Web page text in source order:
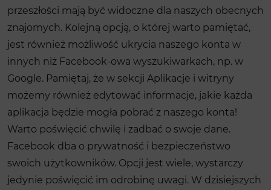
przeszłości mają być widoczne dla naszych obecnych
znajomych. Kolejną opcją, o której warto pamiętać,
jest również możliwość ukrycia naszego konta w
innych niż Facebook-owa wyszukiwarkach, np. w
Google. Pamiętaj, że w sekcji ​Aplikacje i witryny
możemy również edytować informacje, jakie każda
aplikacja będzie mogła pobrać z naszego konta!
Warto poświęcić chwilę i zadbać o swoje dane.
Facebook dba o prywatność i bezpieczeństwo
swoich użytkowników. Opcji jest wiele, wystarczy
jedynie poświęcić im odrobinę uwagi. W dzisiejszych